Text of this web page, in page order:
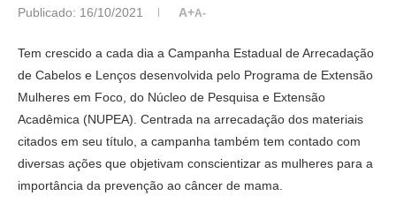
Publicado: 16/10/2021 A+A-
Tem crescido a cada dia a Campanha Estadual de Arrecadação
de Cabelos e Lenços desenvolvida pelo Programa de Extensão
Mulheres em Foco, do Núcleo de Pesquisa e Extensão
Acadêmica (NUPEA). Centrada na arrecadação dos materiais
citados em seu título, a campanha também tem contado com
diversas ações que objetivam conscientizar as mulheres para a
importância da prevenção ao câncer de mama.